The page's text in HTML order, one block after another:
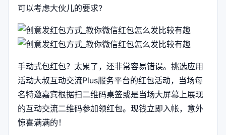
可以考虑大伙儿的要求?
手动式包红包？太累了，还非常容易错误。挑选应用
活动大叔互动交流Plus服务平台的红包活动，当场每
名特邀嘉宾根据扫二维码桌签或是当场大屏幕上展现
的互动交流二维码参加领红包。现钱立即入帐，意外
惊喜满满的！